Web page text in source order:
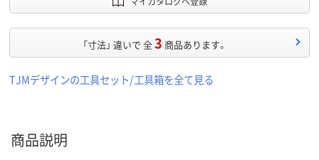
「寸法」 違いで 全3 商品あります。
TJMデザインの工具セット/工具箱を全て見る
商品説明